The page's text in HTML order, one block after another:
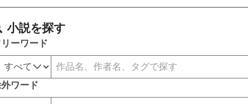
小説を探す
ーワード
外ワード